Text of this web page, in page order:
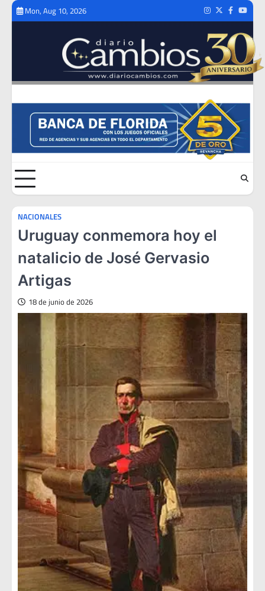
Skip
Mon, Aug 10, 2026 Instagram
TwitterFacebook
NACIONALES
Uruguay conmemora hoy el
natalicio de José Gervasio
Artigas
18 de junio de 2026